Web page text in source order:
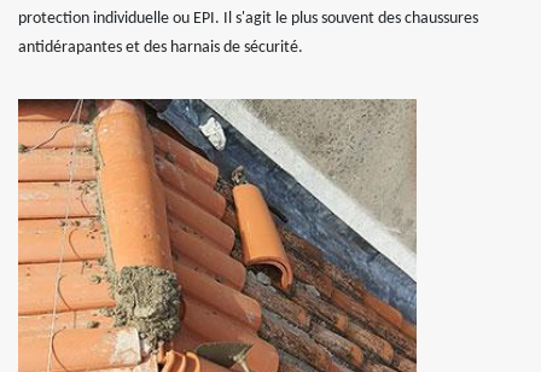
protection individuelle ou EPI. Il s'agit le plus souvent des chaussures
antidérapantes et des harnais de sécurité.